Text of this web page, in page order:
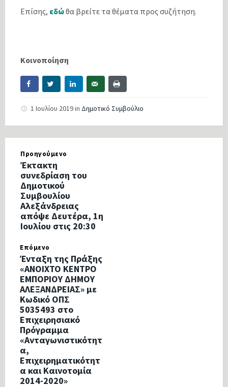
Επίσης, εδώθα βρείτε τα θέματα προς συζήτηση.
Κοινοποίηση
1 Ιουλίου 2019in Δημοτικό Συμβούλιο
Προηγούμενο
Έκτακτη
συνεδρίαση του
Δημοτικού
Συμβουλίου
Αλεξάνδρειας
απόψε Δευτέρα, 1η
Ιουλίου στις 20:30
Επόμενο
Ένταξη της Πράξης
«ΑΝΟΙΧΤΟ ΚΕΝΤΡΟ
ΕΜΠΟΡΙΟΥ ΔΗΜΟΥ
ΑΛΕΞΑΝΔΡΕΙΑΣ» με
Κωδικό ΟΠΣ
5035493 στο
Επιχειρησιακό
Πρόγραμμα
«Ανταγωνιστικότητ
α,
Επιχειρηματικότητ
α και Καινοτομία
2014-2020»